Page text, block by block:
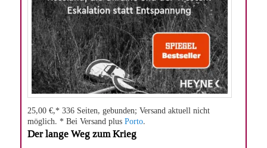
25,00 €,* 336 Seiten, gebunden; Versand aktuell nicht
möglich. * Bei Versand plusPorto.
Der lange Weg zum Krieg